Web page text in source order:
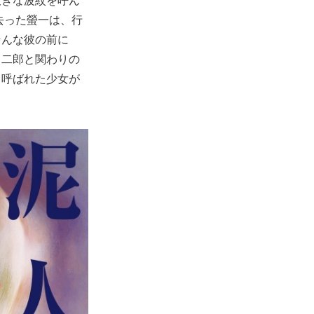
た螢一は、行
な彼の前に
郎と関わりの
ばれた少女が